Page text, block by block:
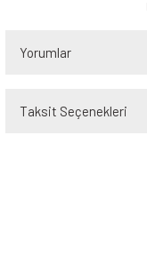
Yorumlar
Taksit Seçenekleri